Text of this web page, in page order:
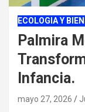
ECOLOGIA Y
Palmira
Infancia.
mayo 27, 2026